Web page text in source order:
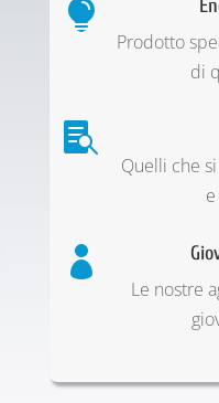

Prodotto
di

Quelli che

Le nostre